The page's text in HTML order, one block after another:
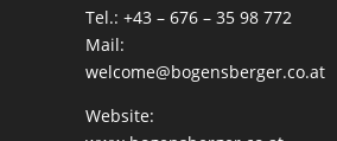
Tel.: +43 – 676 – 35 98 772
Mail:
welcome@bogensberger.co.at
Website: